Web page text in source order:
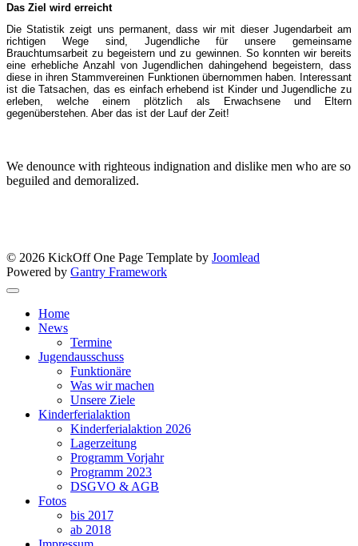
Das Ziel wird erreicht
Die Statistik zeigt uns permanent, dass wir mit dieser Jugendarbeit am
richtigen Wege sind, Jugendliche für unsere gemeinsame
Brauchtumsarbeit zu begeistern und zu gewinnen. So konnten wir bereits
eine erhebliche Anzahl von Jugendlichen dahingehend begeistern, dass
diese in ihren Stammvereinen Funktionen übernommen haben. Interessant
ist die Tatsachen, das es einfach erhebend ist Kinder und Jugendliche zu
erleben, welche einem plötzlich als Erwachsene und Eltern
gegenüberstehen. Aber das ist der Lauf der Zeit!
We denounce with righteous indignation and dislike men who are so
beguiled and demoralized.
© 2026 KickOff One Page Template by Joomlead
Powered by Gantry Framework
Home
News
Termine
Jugendausschuss
Funktionäre
Was wir machen
Unsere Ziele
Kinderferialaktion
Kinderferialaktion 2026
Lagerzeitung
Programm Vorjahr
Programm 2023
DSGVO & AGB
Fotos
bis 2017
ab 2018